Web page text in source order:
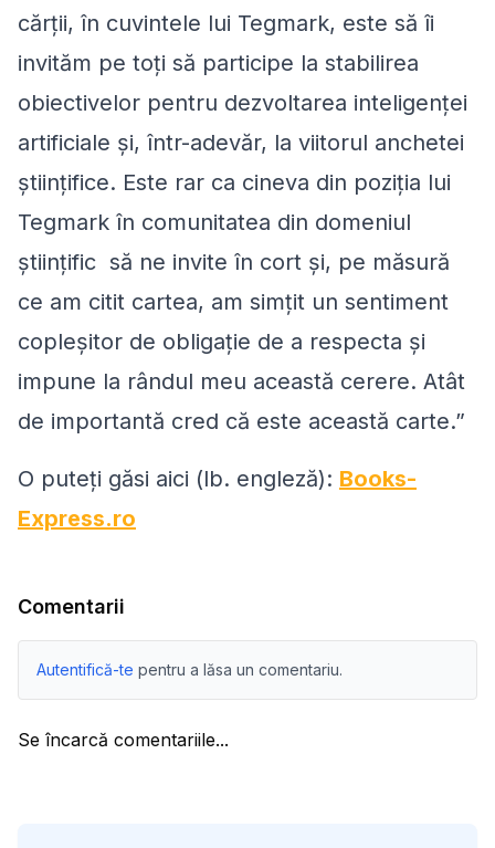
cărții, în cuvintele lui Tegmark, este să îi
invităm pe toți să participe la stabilirea
obiectivelor pentru dezvoltarea inteligenței
artificiale și, într-adevăr, la viitorul anchetei
științifice. Este rar ca cineva din poziția lui
Tegmark în comunitatea din domeniul
științific să ne invite în cort și, pe măsură
ce am citit cartea, am simțit un sentiment
copleșitor de obligație de a respecta și
impune la rândul meu această cerere. Atât
de importantă cred că este această carte.”
O puteți găsi aici (lb. engleză): Books-
Express.ro
Comentarii
Autentifică-te pentru a lăsa un comentariu.
Se încarcă comentariile...